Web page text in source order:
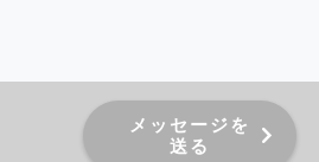
メッセージを
送る